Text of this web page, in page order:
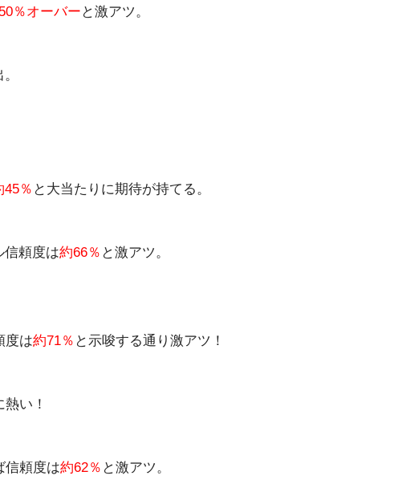
50％オーバー と激アツ。
45％ と大当たりに期待が持てる。
信頼度は約66％ と激アツ。
度は約71％ と示唆する通り激アツ！
熱い！
信頼度は約62％ と激アツ。